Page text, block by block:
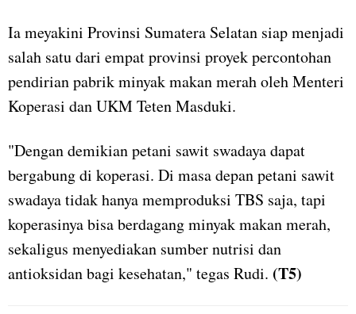
Ia meyakini Provinsi Sumatera Selatan siap menjadi
salah satu dari empat provinsi proyek percontohan
pendirian pabrik minyak makan merah oleh Menteri
Koperasi dan UKM Teten Masduki.
"Dengan demikian petani sawit swadaya dapat
bergabung di koperasi. Di masa depan petani sawit
swadaya tidak hanya memproduksi TBS saja, tapi
koperasinya bisa berdagang minyak makan merah,
sekaligus menyediakan sumber nutrisi dan
antioksidan bagi kesehatan," tegas Rudi. (T5)